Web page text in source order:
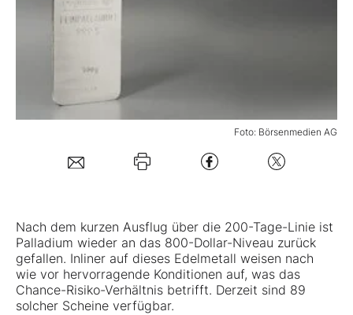
Abo & Shop
Folgen Sie uns
Kontakt
Foto: Börsenmedien AG
Nach dem kurzen Ausflug über die 200-Tage-Linie ist
Palladium wieder an das 800-Dollar-Niveau zurück
gefallen. Inliner auf dieses Edelmetall weisen nach
wie vor hervorragende Konditionen auf, was das
Chance-Risiko-Verhältnis betrifft. Derzeit sind 89
solcher Scheine verfügbar.